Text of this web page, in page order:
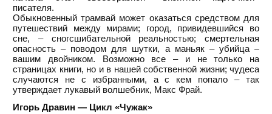
писателя.
Обыкновенный трамвай может оказаться средством для
путешествий между мирами; город, привидевшийся во
сне, – сногсшибательной реальностью; смертельная
опасность – поводом для шутки, а маньяк – убийца –
вашим двойником. Возможно все – и не только на
страницах книги, но и в нашей собственной жизни; чудеса
случаются не с избранными, а с кем попало – так
утверждает лукавый волшебник, Макс Фрай.
Игорь Дравин — Цикл «Чужак»